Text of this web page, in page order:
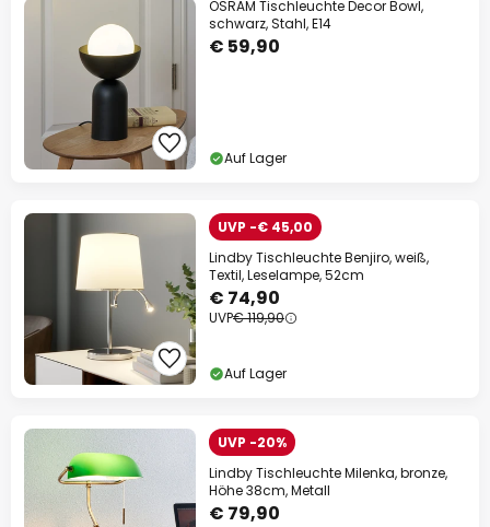
OSRAM Tischleuchte Decor Bowl,
schwarz, Stahl, E14
€ 59,90
Auf Lager
UVP -€ 45,00
Lindby Tischleuchte Benjiro, weiß,
Textil, Leselampe, 52cm
€ 74,90
UVP€ 119,90
Auf Lager
UVP -20%
Lindby Tischleuchte Milenka, bronze,
Höhe 38cm, Metall
€ 79,90